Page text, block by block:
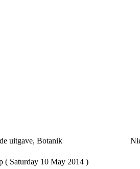
uitgave, Botanik
( Saturday 10 May 2014 )